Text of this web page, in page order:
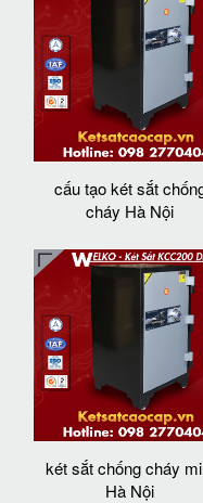
cấu tạo két sắt
cháy Hà Nội
két sắt chống cháy
Hà Nội